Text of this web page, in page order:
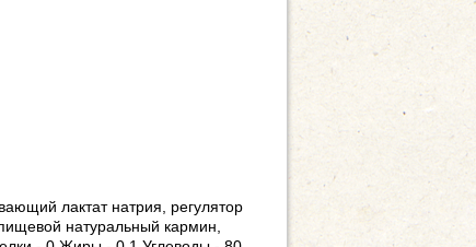
лактат натрия, регулятор
натуральный кармин,